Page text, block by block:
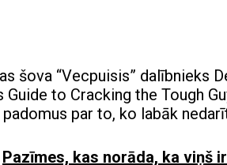
šova “Vecpuisis” dalībnieks
Guide to Cracking the Tough
par to, ko labāk
Pazīmes, kas norāda, ka viņš